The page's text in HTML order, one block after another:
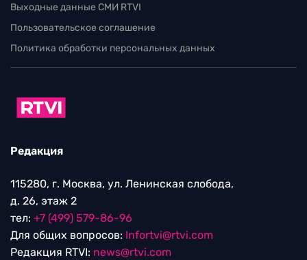
Выходные данные СМИ RTVI
Пользовательское соглашение
Политика обработки персональных данных
Редакция
115280, г. Москва, ул. Ленинская слобода,
д. 26, этаж 2
тел: +7 (499) 579-86-96
Для общих вопросов: Infortvi@rtvi.com
Редакция RTVI: news@rtvi.com